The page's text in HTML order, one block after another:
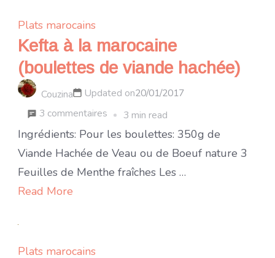
Plats marocains
Kefta à la marocaine
(boulettes de viande hachée)
Couzina Updated on20/01/2017
3 commentaires sur
Kefta
à
la
3 min read
Ingrédients: Pour les boulettes: 350g de
Viande Hachée de Veau ou de Boeuf nature 3
Feuilles de Menthe fraîches Les …
Read More
Plats marocains